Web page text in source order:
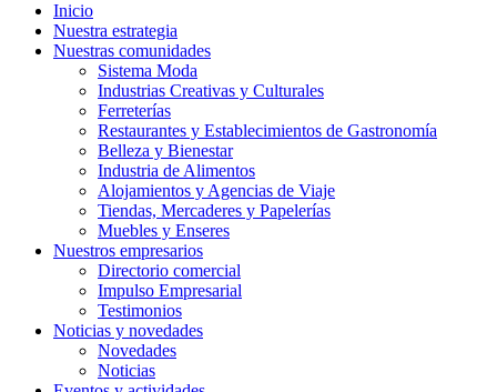
Inicio
Nuestra estrategia
Nuestras comunidades
Sistema Moda
Industrias Creativas y Culturales
Ferreterías
Restaurantes y Establecimientos de Gastronomía
Belleza y Bienestar
Industria de Alimentos
Alojamientos y Agencias de Viaje
Tiendas, Mercaderes y Papelerías
Muebles y Enseres
Nuestros empresarios
Directorio comercial
Impulso Empresarial
Testimonios
Noticias y novedades
Novedades
Noticias